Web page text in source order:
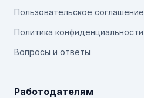
Пользовательское соглашение
Политика конфиденциальности
Вопросы и ответы
Работодателям